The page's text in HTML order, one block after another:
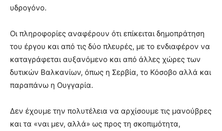
υδρογόνο.
Οι πληροφορίες αναφέρουν ότι επίκειται δημοπράτηση
του έργου και από τις δύο πλευρές, με το ενδιαφέρον να
καταγράφεται αυξανόμενο και από άλλες χώρες των
δυτικών Βαλκανίων, όπως η Σερβία, το Κόσοβο αλλά και
παραπάνω η Ουγγαρία.
Δεν έχουμε την πολυτέλεια να αρχίσουμε τις μανούβρες
και τα «ναι μεν, αλλά» ως προς τη σκοπιμότητα,